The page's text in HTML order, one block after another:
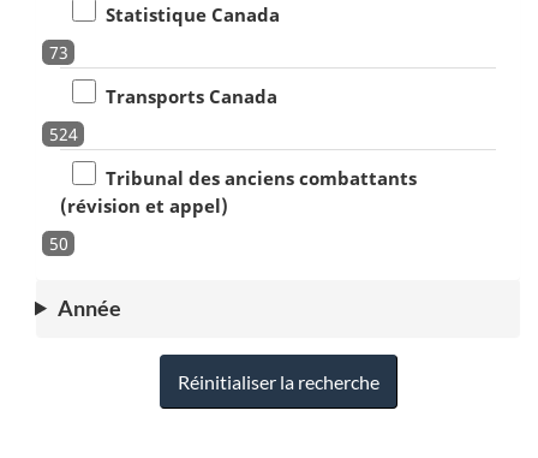
Statistique Canada
73
Transports Canada
524
Tribunal des anciens combattants
(révision et appel)
50
Année
Réinitialiser la recherche